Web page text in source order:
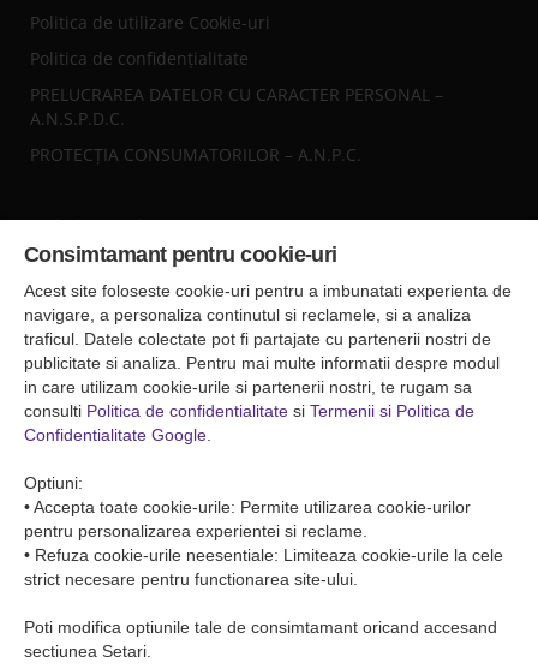
Politica de utilizare Cookie-uri
Politica de confidențialitate
PRELUCRAREA DATELOR CU CARACTER PERSONAL –
A.N.S.P.D.C.
PROTECȚIA CONSUMATORILOR – A.N.P.C.
Sediul central
Falticeni ( Autogara Romfour )
str. Plutonier Ghiniţă nr.8, Fălticeni, judeţul Suceava
0040374557200
Condiții de Transport
Condițiile de transport colete
Condițiile de transport persone
Consimtamant pentru cookie-uri
Acest site foloseste cookie-uri pentru a imbunatati experienta de
navigare, a personaliza continutul si reclamele, si a analiza
traficul. Datele colectate pot fi partajate cu partenerii nostri de
publicitate si analiza. Pentru mai multe informatii despre modul
in care utilizam cookie-urile si partenerii nostri, te rugam sa
consulti Politica de confidentialitate si Termenii si Politica de
Confidentialitate Google
Optiuni:
• Accepta toate cookie-urile: Permite utilizarea cookie-urilor
pentru personalizarea experientei si reclame.
• Refuza cookie-urile neesentiale: Limiteaza cookie-urile la cele
strict necesare pentru functionarea site-ului.
Poti modifica optiunile tale de consimtamant oricand accesand
sectiunea Setari.